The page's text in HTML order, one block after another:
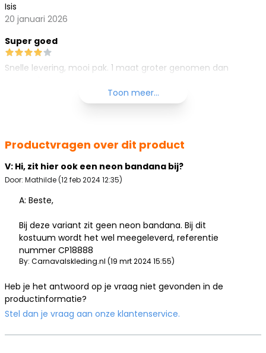
Isis
20 januari 2026
Super goed
Snelle levering, mooi pak. 1 maat groter genomen dan
Toon meer...
Productvragen over dit product
V: Hi, zit hier ook een neon bandana bij?
Door: Mathilde (12 feb 2024 12:35)
A: Beste,
Bij deze variant zit geen neon bandana. Bij dit
kostuum wordt het wel meegeleverd, referentie
nummer CP18888
By: Carnavalskleding.nl (19 mrt 2024 15:55)
Heb je het antwoord op je vraag niet gevonden in de
productinformatie?
Stel dan je vraag aan onze klantenservice.